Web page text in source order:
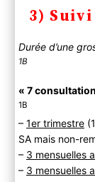
3)
Durée d’une
1B
« 7
1B
– 1er trimestre
SA mais non-
– 3 mensuelles
– 3 mensuelles